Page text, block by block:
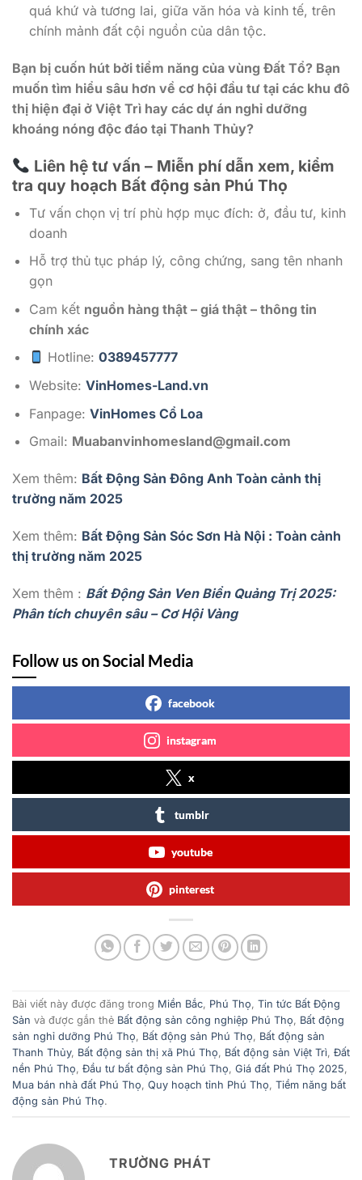
quá khứ và tương lai, giữa văn hóa và kinh tế, trên
chính mảnh đất cội nguồn của dân tộc.
Bạn bị cuốn hút bởi tiềm năng của vùng Đất Tổ? Bạn
muốn tìm hiểu sâu hơn về cơ hội đầu tư tại các khu đô
thị hiện đại ở Việt Trì hay các dự án nghỉ dưỡng
khoáng nóng độc đáo tại Thanh Thủy?
Liên hệ tư vấn – Miễn phí dẫn xem, kiểm
tra quy hoạch Bất động sản Phú Thọ
Tư vấn chọn vị trí phù hợp mục đích: ở, đầu tư, kinh
doanh
Hỗ trợ thủ tục pháp lý, công chứng, sang tên nhanh
gọn
Cam kết nguồn hàng thật – giá thật – thông tin
chính xác
Hotline:0389457777
Website: VinHomes-Land.vn
Fanpage: VinHomes Cổ Loa
Gmail: Muabanvinhomesland@gmail.com
Xem thêm: Bất Động Sản Đông Anh Toàn cảnh thị
trường năm 2025
Xem thêm: Bất Động Sản Sóc Sơn Hà Nội : Toàn cảnh
thị trường năm 2025
Xem thêm : Bất Động Sản Ven Biển Quảng Trị 2025:
Phân tích chuyên sâu – Cơ Hội Vàng
Follow us on Social Media
facebook
instagram
x
tumblr
youtube
pinterest
Bài viết này được đăng trong Miền Bắc, Phú Thọ, Tin tức Bất Động
Sản và được gắn thẻ Bất động sản công nghiệp Phú Thọ, Bất động
sản nghỉ dưỡng Phú Thọ, Bất động sản Phú Thọ, Bất động sản
Thanh Thủy, Bất động sản thị xã Phú Thọ, Bất động sản Việt Trì, Đất
nền Phú Thọ, Đầu tư bất động sản Phú Thọ, Giá đất Phú Thọ 2025,
Mua bán nhà đất Phú Thọ, Quy hoạch tỉnh Phú Thọ, Tiềm năng bất
động sản Phú Thọ.
TRƯỜNG PHÁT